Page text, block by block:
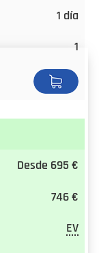
1 día
1
Desde 695 €
746 €
EV